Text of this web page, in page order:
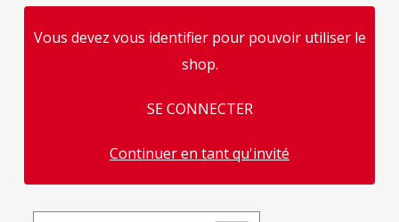
de
Vous devez vous identifier pour pouvoir utiliser le
shop.
SE CONNECTER
Continuer en tant qu'invité